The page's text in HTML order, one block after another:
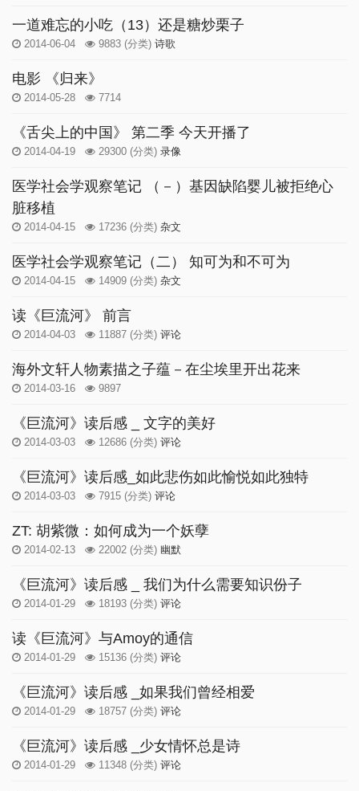
一道难忘的小吃（13）还是糖炒栗子
2014-06-04 9883 (分类) 诗歌
电影 《归来》
2014-05-28 7714
《舌尖上的中国》 第二季 今天开播了
2014-04-19 29300 (分类) 录像
医学社会学观察笔记 （－）基因缺陷婴儿被拒绝心
脏移植
2014-04-15 17236 (分类) 杂文
医学社会学观察笔记（二） 知可为和不可为
2014-04-15 14909 (分类) 杂文
读《巨流河》 前言
2014-04-03 11887 (分类) 评论
海外文轩人物素描之子蕴－在尘埃里开出花来
2014-03-16 9897
《巨流河》读后感 _ 文字的美好
2014-03-03 12686 (分类) 评论
《巨流河》读后感_如此悲伤如此愉悦如此独特
2014-03-03 7915 (分类) 评论
ZT: 胡紫微：如何成为一个妖孽
2014-02-13 22002 (分类) 幽默
《巨流河》读后感 _ 我们为什么需要知识份子
2014-01-29 18193 (分类) 评论
读《巨流河》与Amoy的通信
2014-01-29 15136 (分类) 评论
《巨流河》读后感 _如果我们曾经相爱
2014-01-29 18757 (分类) 评论
《巨流河》读后感 _少女情怀总是诗
2014-01-29 11348 (分类) 评论